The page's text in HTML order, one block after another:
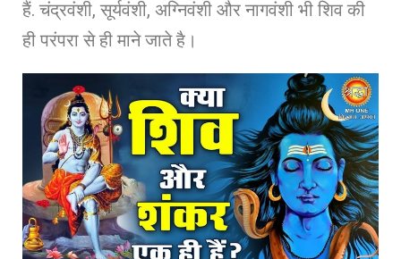
हैं. चंद्रवंशी, सूर्यवंशी, अग्निवंशी और नागवंशी भी शिव की
ही परंपरा से ही माने जाते है।